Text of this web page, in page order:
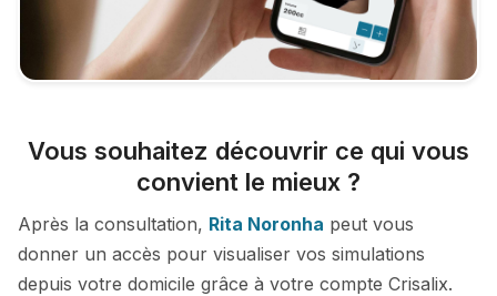
Vous souhaitez découvrir ce qui vous
convient le mieux ?
Après la consultation, Rita Noronha peut vous
donner un accès pour visualiser vos simulations
depuis votre domicile grâce à votre compte Crisalix.